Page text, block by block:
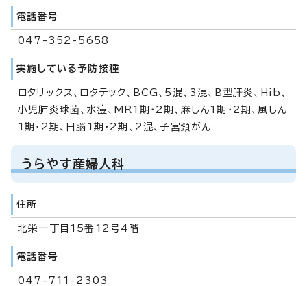
電話番号
047-352-5658
実施している予防接種
ロタリックス、ロタテック、BCG、5混、3混、B型肝炎、Hib、
小児肺炎球菌、水痘、MR1期・2期、麻しん1期・2期、風しん
1期・2期、日脳1期・2期、2混、子宮頸がん
うらやす産婦人科
住所
北栄一丁目15番12号4階
電話番号
047-711-2303